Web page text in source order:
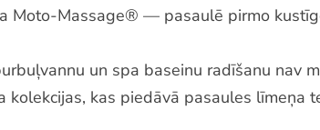
Moto-Massage® — pasaulē pirmo
un spa baseinu radīšanu nav
kas piedāvā pasaules līmeņa